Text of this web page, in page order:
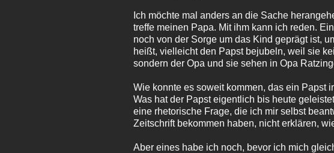
Ich möchte mal anders an die Sache
treffe meinen Papa. Mit ihm kann ich reden.
noch von der Sorge um das Kind geprägt ist,
heißt, vielleicht den Papst bejubeln, weil sie
sondern der Opa und sie sehen in Opa
Wie konnte es soweit kommen, das ein Papst
Was hat der Papst eigentlich bis heute
eine rhetorische Frage, die ich mir selbst
Zeitschrift bekommen haben, nicht erklären,
Aber eines habe ich noch, bevor ich mich